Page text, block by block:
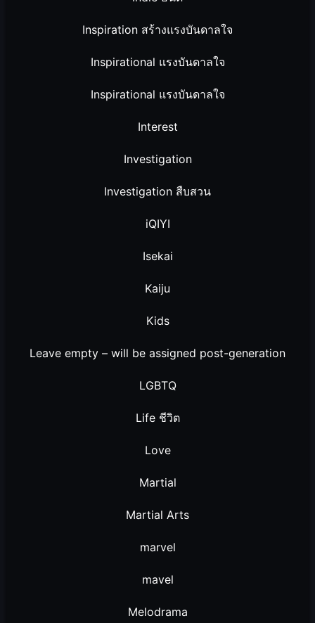
Inspiration สร้างแรงบันดาลใจ
Inspirational แรงบันดาลใจ
Inspirational แรงบันดาลใจ
Interest
Investigation
Investigation สืบสวน
iQIYI
Isekai
Kaiju
Kids
Leave empty – will be assigned post-generation
LGBTQ
Life ชีวิต
Love
Martial
Martial Arts
marvel
mavel
Melodrama